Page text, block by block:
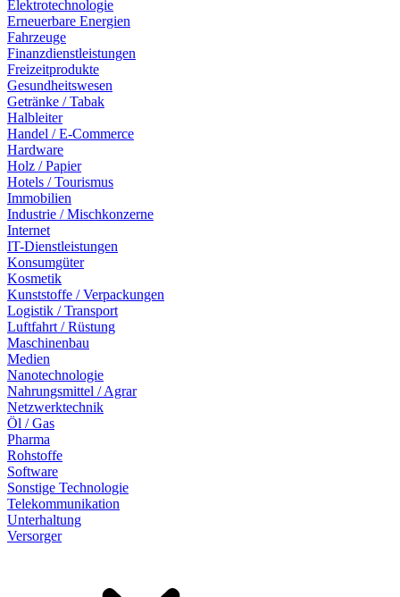
Elektrotechnologie
Erneuerbare Energien
Fahrzeuge
Finanzdienstleistungen
Freizeitprodukte
Gesundheitswesen
Getränke / Tabak
Halbleiter
Handel / E-Commerce
Hardware
Holz / Papier
Hotels / Tourismus
Immobilien
Industrie / Mischkonzerne
Internet
IT-Dienstleistungen
Konsumgüter
Kosmetik
Kunststoffe / Verpackungen
Logistik / Transport
Luftfahrt / Rüstung
Maschinenbau
Medien
Nanotechnologie
Nahrungsmittel / Agrar
Netzwerktechnik
Öl / Gas
Pharma
Rohstoffe
Software
Sonstige Technologie
Telekommunikation
Unterhaltung
Versorger